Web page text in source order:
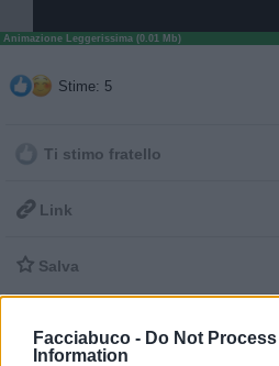
Facciabuco - Do Not
Information
Animazione Leggerissima (0.01 Mb)
Stime: 5
Ti stimo fratello
 Link
 Salva
Kiko:Azz